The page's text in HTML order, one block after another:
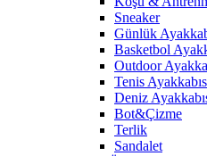
Sneaker
Günlük
Basketbol
Outdoor
Tenis
Deniz
Bot&Çizme
Terlik
Sandalet